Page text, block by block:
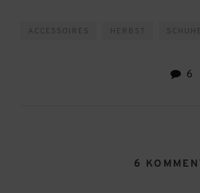
ACCESSOIRES
6
6